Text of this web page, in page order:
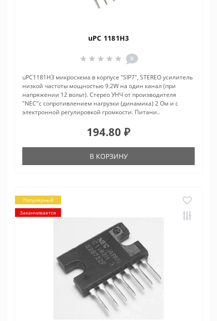
uPC 1181H3
0
uPC1181H3 микросхема в корпусе "SIP7", STEREO усилитель
низкой частоты мощностью 9.2W на один канал (при
напряжении 12 вольт). Стерео УНЧ от производителя
"NEC"с сопротивлением нагрузки (динамика) 2 Ом и с
электронной регулировкой громкости. Питани..
194.80 ₽
В КОРЗИНУ
Популярный
Заканчивается